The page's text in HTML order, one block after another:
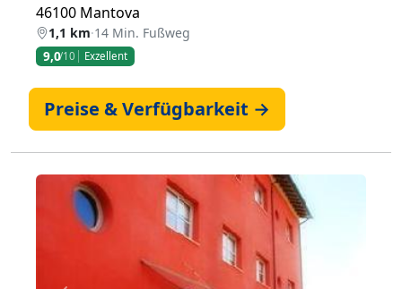
46100 Mantova
1,1 km·14 Min. Fußweg
9,0/10 Exzellent
Preise & Verfügbarkeit →